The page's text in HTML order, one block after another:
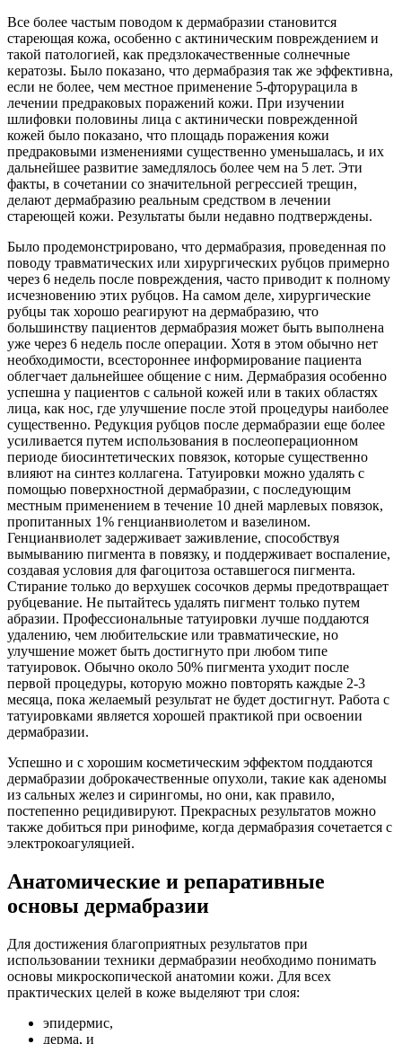
Все более частым поводом к дермабразии становится
стареющая кожа, особенно с актиническим повреждением и
такой патологией, как предзлокачественные солнечные
кератозы. Было показано, что дермабразия так же эффективна,
если не более, чем местное применение 5-фторурацила в
лечении предраковых поражений кожи. При изучении
шлифовки половины лица с актинически поврежденной
кожей было показано, что площадь поражения кожи
предраковыми изменениями существенно уменьшалась, и их
дальнейшее развитие замедлялось более чем на 5 лет. Эти
факты, в сочетании со значительной регрессией трещин,
делают дермабразию реальным средством в лечении
стареющей кожи. Результаты были недавно подтверждены.
Было продемонстрировано, что дермабразия, проведенная по
поводу травматических или хирургических рубцов примерно
через 6 недель после повреждения, часто приводит к полному
исчезновению этих рубцов. На самом деле, хирургические
рубцы так хорошо реагируют на дермабразию, что
большинству пациентов дермабразия может быть выполнена
уже через 6 недель после операции. Хотя в этом обычно нет
необходимости, всестороннее информирование пациента
облегчает дальнейшее общение с ним. Дермабразия особенно
успешна у пациентов с сальной кожей или в таких областях
лица, как нос, где улучшение после этой процедуры наиболее
существенно. Редукция рубцов после дермабразии еще более
усиливается путем использования в послеоперационном
периоде биосинтетических повязок, которые существенно
влияют на синтез коллагена. Татуировки можно удалять с
помощью поверхностной дермабразии, с последующим
местным применением в течение 10 дней марлевых повязок,
пропитанных 1% генцианвиолетом и вазелином.
Генцианвиолет задерживает заживление, способствуя
вымыванию пигмента в повязку, и поддерживает воспаление,
создавая условия для фагоцитоза оставшегося пигмента.
Стирание только до верхушек сосочков дермы предотвращает
рубцевание. Не пытайтесь удалять пигмент только путем
абразии. Профессиональные татуировки лучше поддаются
удалению, чем любительские или травматические, но
улучшение может быть достигнуто при любом типе
татуировок. Обычно около 50% пигмента уходит после
первой процедуры, которую можно повторять каждые 2-3
месяца, пока желаемый результат не будет достигнут. Работа с
татуировками является хорошей практикой при освоении
дермабразии.
Успешно и с хорошим косметическим эффектом поддаются
дермабразии доброкачественные опухоли, такие как аденомы
из сальных желез и сирингомы, но они, как правило,
постепенно рецидивируют. Прекрасных результатов можно
также добиться при ринофиме, когда дермабразия сочетается с
электрокоагуляцией.
Анатомические и репаративные
основы дермабразии
Для достижения благоприятных результатов при
использовании техники дермабразии необходимо понимать
основы микроскопической анатомии кожи. Для всех
практических целей в коже выделяют три слоя:
эпидермис,
дерма, и